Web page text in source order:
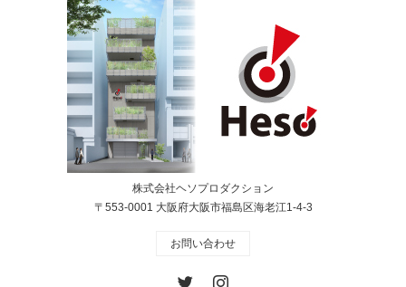
株式会社ヘソプロダクション
〒553-0001 大阪府大阪市福島区海老江1-4-3
お問い合わせ